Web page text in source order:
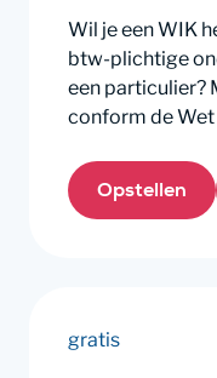
Wil je een WIK
btw-plichtige
een particulier?
conform de
Opstellen
gratis